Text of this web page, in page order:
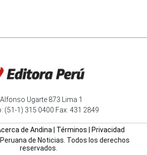
Ugarte 873 Lima 1
(51-1) 315 0400 Fax: 431 2849
de Andina Términos
Privacidad
de Noticias. Todos los derechos
reservados.